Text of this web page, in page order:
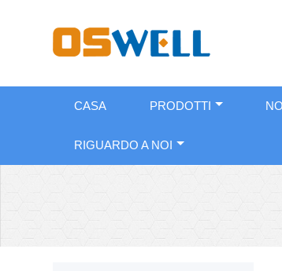
CASA PRODOTTI
RIGUARDO A NOI